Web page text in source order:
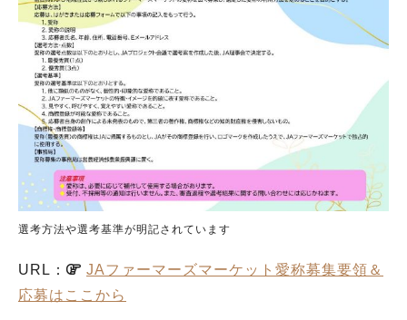
選考方法や選考基準が明記されています
URL：
JAファーマーズマーケット愛称募集要領＆
応募はここから